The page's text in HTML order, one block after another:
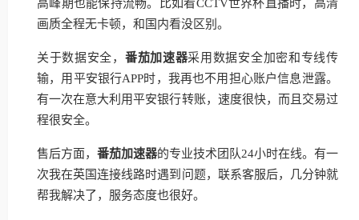
高峰期也能保持流畅。比如看CCTV世界杯直播时，高清
画质全程无卡顿，和国内看没区别。
关于数据安全， 番茄加速器采用数据安全加密和专线传
输，用平安银行APP时，我再也不用担心账户信息泄露。
有一次在意大利用平安银行转账，速度很快，而且交易过
程很安全。
售后方面， 番茄加速器的专业技术团队24小时在线。有一
次我在英国连接线路时遇到问题，联系客服后，几分钟就
帮我解决了，服务态度也很好。